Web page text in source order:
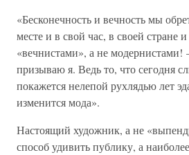
«Бесконечность и вечность мы
месте и в свой час, в своей стране
«вечнистами», а не
призываю я. Ведь то, что сегодня
покажется нелепой рухлядью лет
изменится мода».
Настоящий художник, а не
способ удивить публику, а